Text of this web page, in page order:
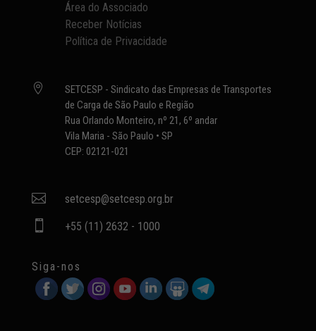
Área do Associado
Receber Notícias
Política de Privacidade

SETCESP - Sindicato das Empresas de Transportes
de Carga de São Paulo e Região
Rua Orlando Monteiro, nº 21, 6º andar
Vila Maria - São Paulo • SP
CEP: 02121-021
 setcesp@setcesp.org.br
 +55 (11) 2632 - 1000
Siga-nos